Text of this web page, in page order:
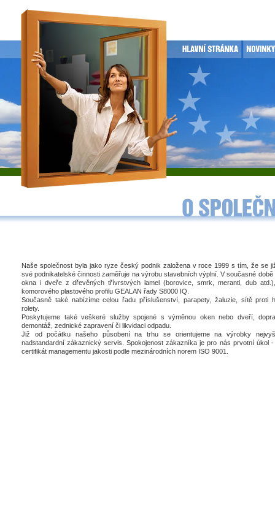
Naše společnost byla jako ryze český podnik založena v roce 1999 s tím, že se
své podnikatelské činnosti zaměřuje na výrobu stavebních výplní. V současné
okna i dveře z dřevěných třívrstvých lamel (borovice, smrk, meranti, dub
komorového plastového profilu GEALAN řady S8000 IQ.
Současně také nabízíme celou řadu příslušenství, parapety, žaluzie, sítě proti
rolety.
Poskytujeme také veškeré služby spojené s výměnou oken nebo dveří,
demontáž, zednické zapravení či likvidaci odpadu.
Již od počátku našeho působení na trhu se orientujeme na výrobky
nadstandardní zákaznický servis. Spokojenost zákazníka je pro nás prvotní úkol
certifikát managementu jakosti podle mezinárodních norem ISO 9001.